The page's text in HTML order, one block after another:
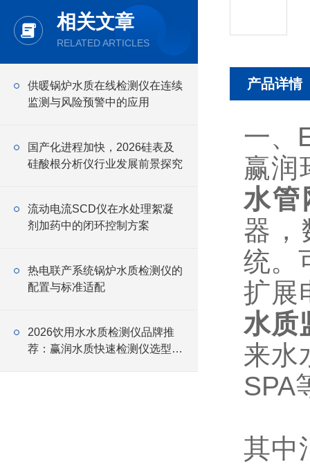
相关文章
RELATED ARTICLES
供暖锅炉水质在线检测仪在连续
监测与风险预警中的应用
国产化进程加快，2026硅表及
硅酸根分析仪行业发展前景探究
流动电流SCD仪在水处理絮凝
剂加药中的闭环控制方案
热电联产系统锅炉水质检测仪的
配置与标准适配
2026饮用水水质检测仪品牌推
荐：赢润水质快速检测仪选型指
产品详情
一、
赢润
水管
器，
统。
扩展
水质
来水
SPA
其中